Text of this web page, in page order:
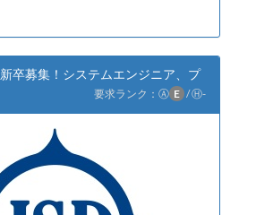
新卒募集！システムエンジニア、プ
要求ランク： Ⓐ E /Ⓗ-